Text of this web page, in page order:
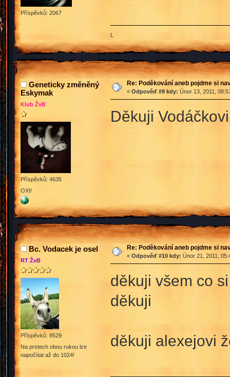
Příspěvků: 2067
L
Geneticky změněný
Eskymak
Klub ŽvB
Příspěvků: 4635
OXI!
Re: Poděkování aneb pojdme si
« Odpověď #9 kdy: Únor 13, 2011,
Děkuji
Bc. Vodacek je osel
RT ŽvB
Příspěvků: 8529
Na prstech obou rukou lze
napočítat až do 1024!
Re: Poděkování aneb pojdme si
« Odpověď #10 kdy: Únor 21, 2011,
děkuji všem co
děkuji
děkuji alexejovi